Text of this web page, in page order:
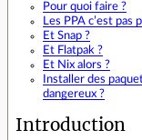
Pour quoi faire ?
Les PPA c’est pas
Et Snap ?
Et Flatpak ?
Et Nix alors ?
Installer des
dangereux ?
Introduction